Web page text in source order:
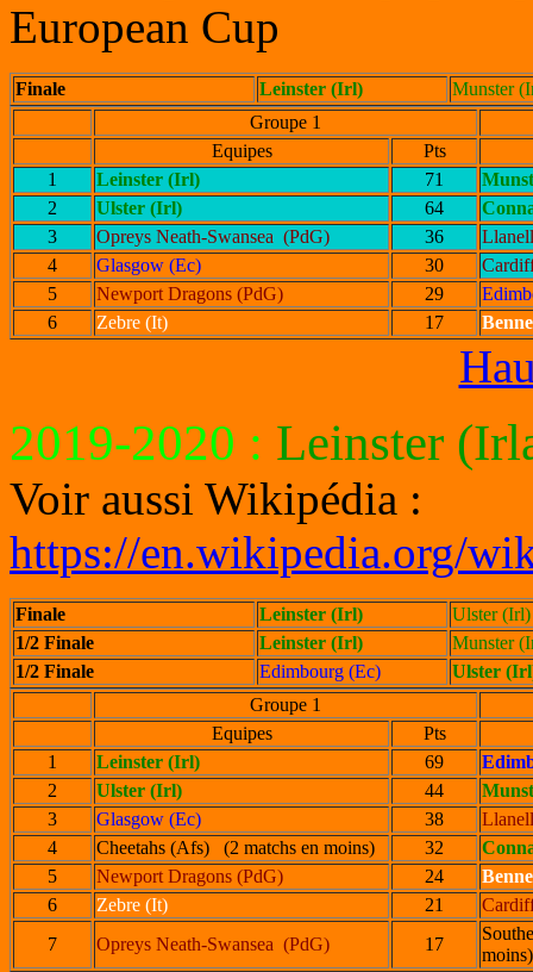
European Cup
Finale Leinster (Irl)
Munster
Groupe 1
Equipes
Pts
1
Leinster (Irl) 71
2
Ulster (Irl) 64
3
Opreys Neath-Swansea (PdG) 36
4
Glasgow (Ec) 30
5
Newport Dragons (PdG) 29
6
Zebre (It) 17
2019-2020 : Leinster
Voir aussi Wikipédia :
https://en.wikipedia.org/
Finale Leinster (Irl)
Ulster (Irl)
1/2 Finale
Leinster (Irl)
Munster
1/2 Finale
Edimbourg (Ec)
Ulster
Groupe 1
Equipes
Pts
1
Leinster (Irl) 69
2
Ulster (Irl) 44
3
Glasgow (Ec) 38
4
Cheetahs (Afs) (2 matchs en moins) 32
5
Newport Dragons (PdG) 24
6
Zebre (It) 21
7
Opreys Neath-Swansea (PdG) 17
moins)